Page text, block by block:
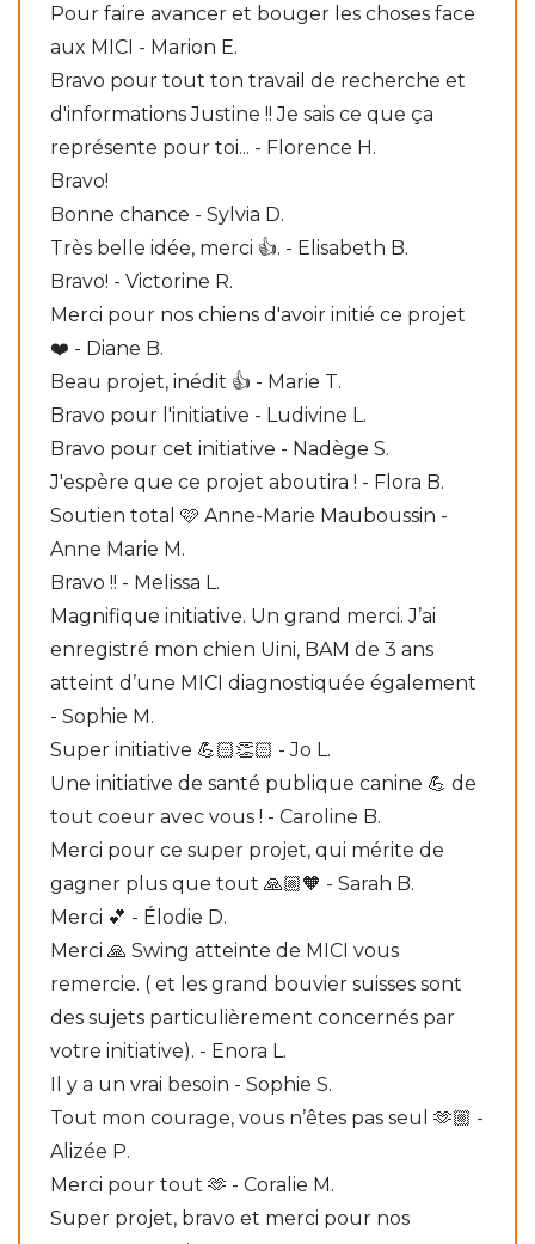
Pour faire avancer et bouger les choses face
aux MICI - Marion E.
Bravo pour tout ton travail de recherche et
d'informations Justine !! Je sais ce que ça
représente pour toi... - Florence H.
Bravo!
Bonne chance - Sylvia D.
Très belle idée, merci 👍. - Elisabeth B.
Bravo! - Victorine R.
Merci pour nos chiens d'avoir initié ce projet
❤️ - Diane B.
Beau projet, inédit 👍 - Marie T.
Bravo pour l'initiative - Ludivine L.
Bravo pour cet initiative - Nadège S.
J'espère que ce projet aboutira ! - Flora B.
Soutien total 🩷 Anne-Marie Mauboussin -
Anne Marie M.
Bravo !! - Melissa L.
Magnifique initiative. Un grand merci. J’ai
enregistré mon chien Uini, BAM de 3 ans
atteint d’une MICI diagnostiquée également
- Sophie M.
Super initiative 💪🏻👏🏻 - Jo L.
Une initiative de santé publique canine 💪 de
tout coeur avec vous ! - Caroline B.
Merci pour ce super projet, qui mérite de
gagner plus que tout 🙏🏼🧡 - Sarah B.
Merci 💕 - Élodie D.
Merci 🙏 Swing atteinte de MICI vous
remercie. ( et les grand bouvier suisses sont
des sujets particulièrement concernés par
votre initiative). - Enora L.
Il y a un vrai besoin - Sophie S.
Tout mon courage, vous n’êtes pas seul 🫶🏼 -
Alizée P.
Merci pour tout 🫶 - Coralie M.
Super projet, bravo et merci pour nos